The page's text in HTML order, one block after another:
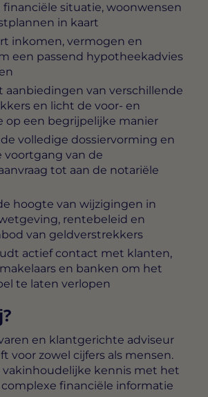
situatie, woonwensen
in kaart
inkomen, vermogen en
een passend hypotheekadvies
aanbiedingen van verschillende
en licht de voor- en
op een begrijpelijke manier
volledige dossiervorming en
voortgang van de
tot aan de notariële
hoogte van wijzigingen in
rentebeleid en
van geldverstrekkers
actief contact met klanten,
en banken om het
te laten verlopen
en klantgerichte adviseur
voor zowel cijfers als mensen.
kennis met het
financiële informatie